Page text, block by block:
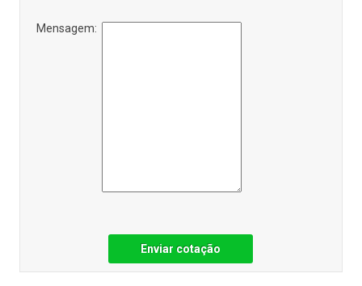
Mensagem:
Enviar cotação